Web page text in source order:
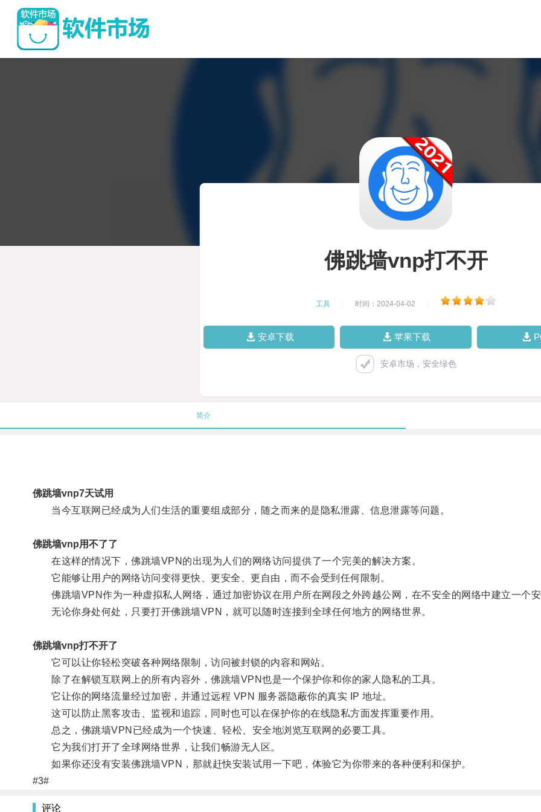
佛跳墙vnp打不开
工具 时间：2024-04-02
安卓下载 苹果下载
安卓市场，安全绿色
简介
佛跳墙vnp7天试用
当今互联网已经成为人们生活的重要组成部分，随之而来的是隐私泄露、信息泄露等问题。
佛跳墙vnp用不了了
在这样的情况下，佛跳墙VPN的出现为人们的网络访问提供了一个完美的解决方案。
它能够让用户的网络访问变得更快、更安全、更自由，而不会受到任何限制。
佛跳墙VPN作为一种虚拟私人网络，通过加密协议在用户所在网段之外跨越公网，在不安全的网络中建立一个安
无论你身处何处，只要打开佛跳墙VPN，就可以随时连接到全球任何地方的网络世界。
佛跳墙vnp打不开了
它可以让你轻松突破各种网络限制，访问被封锁的内容和网站。
除了在解锁互联网上的所有内容外，佛跳墙VPN也是一个保护你和你的家人隐私的工具。
它让你的网络流量经过加密，并通过远程 VPN 服务器隐蔽你的真实 IP 地址。
这可以防止黑客攻击、监视和追踪，同时也可以在保护你的在线隐私方面发挥重要作用。
总之，佛跳墙VPN已经成为一个快速、轻松、安全地浏览互联网的必要工具。
它为我们打开了全球网络世界，让我们畅游无人区。
如果你还没有安装佛跳墙VPN，那就赶快安装试用一下吧，体验它为你带来的各种便利和保护。
#3#
评论